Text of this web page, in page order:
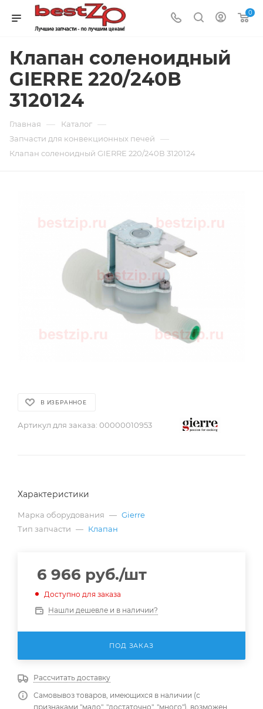
0
Клапан соленоидный
GIERRE 220/240В
3120124
Главная — Каталог —
Запчасти для конвекционных печей —
Клапан соленоидный GIERRE 220/240В 3120124
В ИЗБРАННОЕ
Артикул для заказа: 00000010953
Характеристики
Марка оборудования — Gierre
Тип запчасти — Клапан
6 966 руб./шт
Доступно для заказа
Нашли дешевле и в наличии?
ПОД ЗАКАЗ
Рассчитать доставку
Самовывоз товаров, имеющихся в наличии (с
признаками "мало", "достаточно", "много"), возможен